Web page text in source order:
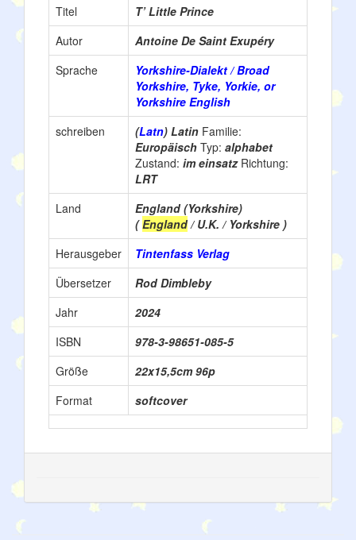
Titel
T’ Little Prince
Autor
Antoine De Saint Exupéry
Sprache
Yorkshire-Dialekt / Broad
Yorkshire, Tyke, Yorkie, or
Yorkshire English
schreiben
(Latn) Latin Familie:
Europäisch Typ: alphabet
Zustand: im einsatz Richtung:
LRT
Land
England (Yorkshire)
(England/ U.K. / Yorkshire )
Herausgeber
Tintenfass Verlag
Übersetzer
Rod Dimbleby
Jahr
2024
ISBN
978-3-98651-085-5
Größe
22x15,5cm 96p
Format
softcover